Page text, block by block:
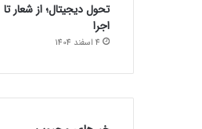
تحول دیجیتال؛ از شعار تا
اجرا
4 اسفند 1404